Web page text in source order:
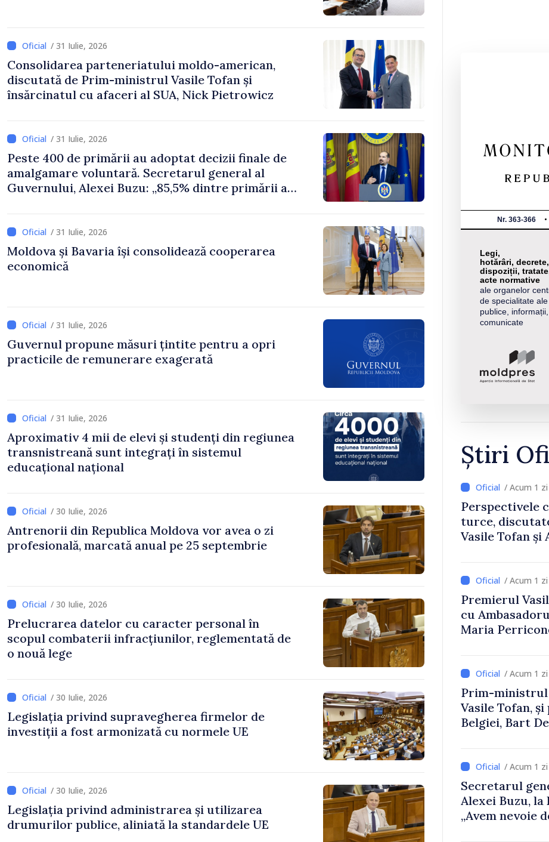
/ 31 Iulie, 2026
Consolidarea parteneriatului moldo-american,
discutată de Prim-ministrul Vasile Tofan și
însărcinatul cu afaceri al SUA, Nick Pietrowicz
/ 31 Iulie, 2026
Peste 400 de primării au adoptat decizii finale de
amalgamare voluntară. Secretarul general al
Guvernului, Alexei Buzu: „85,5% dintre primării au
și dezvoltar/ 31 Iulie, 2026
Moldova și Bavaria își consolidează cooperarea
economică
/ 31 Iulie, 2026
Guvernul propune măsuri țintite pentru a opri
practicile de remunerare exagerată
/ 31 Iulie, 2026
Aproximativ 4 mii de elevi și studenți din regiunea
transnistreană sunt integrați în sistemul
educațional național
/ 30 Iulie, 2026
Antrenorii din Republica Moldova vor avea o zi
profesională, marcată anual pe 25 septembrie
/ 30 Iulie, 2026
Prelucrarea datelor cu caracter personal în
scopul combaterii infracțiunilor, reglementată de
o nouă lege
/ 30 Iulie, 2026
Legislația privind supravegherea firmelor de
investiții a fost armonizată cu normele UE
/ 30 Iulie, 2026
Legislația privind administrarea și utilizarea
drumurilor publice, aliniată la standardele UE
Nr. 363-366
Legi,
hotărâri, decrete,
dispoziții,
acte normative
ale organelor
de specialitate
publice,
comunicate
Știri
/ Acum 1 zi
Perspectivele
turce,
Vasile Tofan și
/ Acum 1 zi
Premierul
cu
Maria
/ Acum 1 zi
Prim-ministrul
Vasile Tofan,
Belgiei, Bart
/ Acum 1 zi
Secretarul
Alexei Buzu,
„Avem nevoie